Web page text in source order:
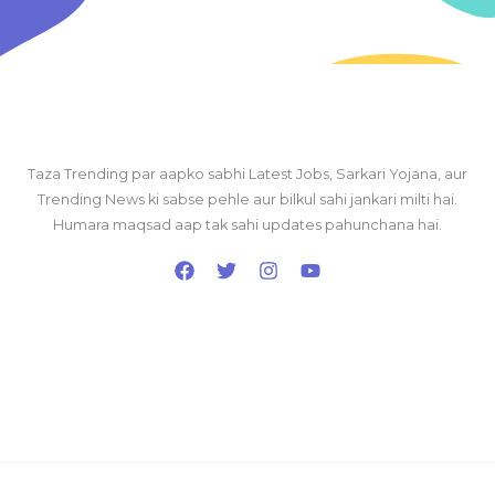
Taza Trending par aapko sabhi Latest Jobs, Sarkari Yojana, aur
Trending News ki sabse pehle aur bilkul sahi jankari milti hai.
Humara maqsad aap tak sahi updates pahunchana hai.